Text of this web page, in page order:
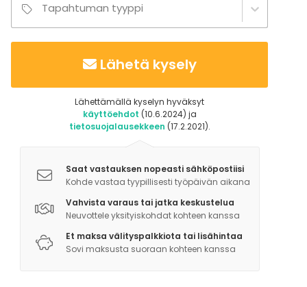
Tapahtuman tyyppi
Lähetä kysely
Lähettämällä kyselyn hyväksyt
käyttöehdot (10.6.2024) ja
tietosuojalausekkeen (17.2.2021).
Saat vastauksen nopeasti sähköpostiisi
Kohde vastaa tyypillisesti työpäivän aikana
Vahvista varaus tai jatka keskustelua
Neuvottele yksityiskohdat kohteen kanssa
Et maksa välityspalkkiota tai lisähintaa
Sovi maksusta suoraan kohteen kanssa